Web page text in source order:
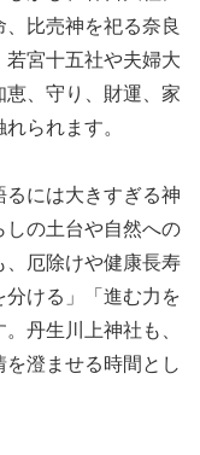
比売神を祀る奈良
宮十五社や夫婦大
恵、守り、財運、家
られます。
には大きすぎる神
しの土台や自然への
、厄除けや健康長寿
ける」「進む力を
丹生川上神社も、
澄ませる時間とし